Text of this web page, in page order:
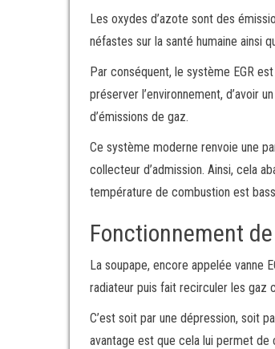
Les oxydes d’azote sont des
néfastes sur la santé humaine ainsi
Par conséquent, le système EGR
préserver l’environnement, d’avoir
d’émissions de gaz.
Ce système moderne renvoie une
collecteur d’admission. Ainsi, cela
température de combustion est
Fonctionnement
La soupape, encore appelée vanne
radiateur puis fait recirculer les gaz
C’est soit par une dépression, soit
avantage est que cela lui permet